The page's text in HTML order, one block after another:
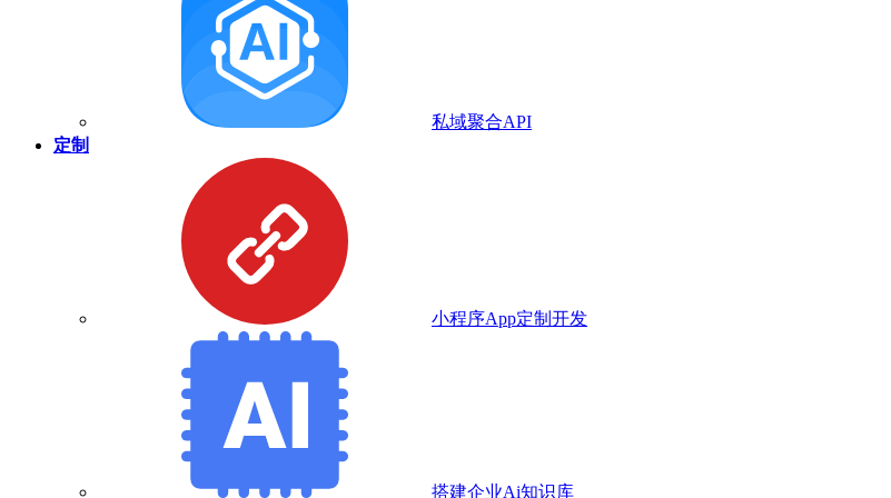
私域聚合API
定制
小程序App定制开发
搭建企业Ai知识库